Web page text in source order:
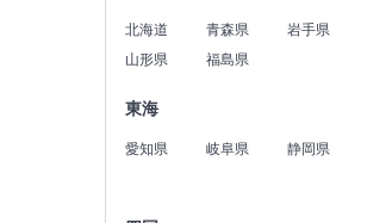
北海道 青森県 岩手県
山形県
福島県
東海
愛知県 岐阜県 静岡県